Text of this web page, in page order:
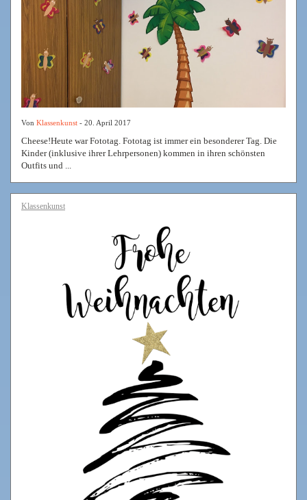
Von Klassenkunst - 20. April 2017
Cheese!Heute war Fototag. Fototag ist immer ein besonderer Tag. Die
Kinder (inklusive ihrer Lehrpersonen) kommen in ihren schönsten
Outfits und ...
Klassenkunst